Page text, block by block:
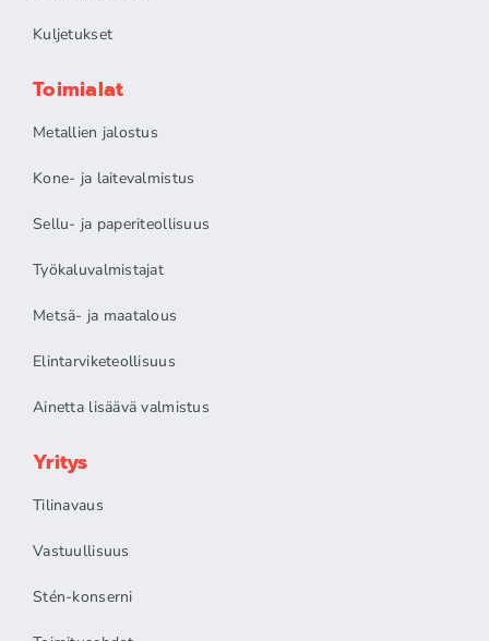
Kuljetukset
Toimialat
Metallien jalostus
Kone- ja laitevalmistus
Sellu- ja paperiteollisuus
Työkaluvalmistajat
Metsä- ja maatalous
Elintarviketeollisuus
Ainetta lisäävä valmistus
Yritys
Tilinavaus
Vastuullisuus
Stén-konserni